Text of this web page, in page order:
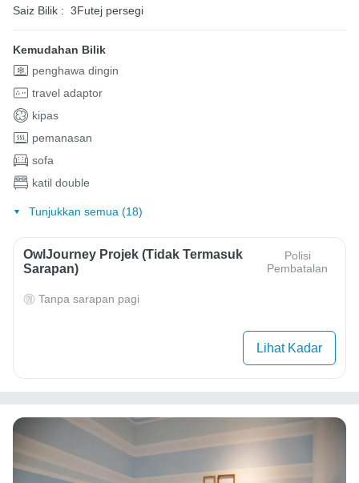
Saiz Bilik : 3Futej persegi
Kemudahan Bilik
penghawa dingin
travel adaptor
kipas
pemanasan
sofa
katil double
Tunjukkan semua (18)
OwlJourney Projek (Tidak Termasuk
Sarapan)
Polisi
Pembatalan
Tanpa sarapan pagi
Lihat Kadar